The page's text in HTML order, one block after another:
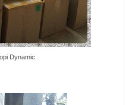
Dynamic